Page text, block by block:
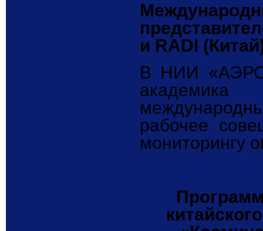
и RADI
В НИИ
рабочее
мониторингу